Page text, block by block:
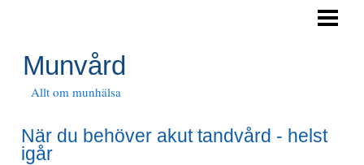
DÅLIG SMAK I MUNNEN
TANDSTEN
TANDHYGIENIST
Munvård
Allt om munhälsa
När du behöver akut tandvård - helst
igår